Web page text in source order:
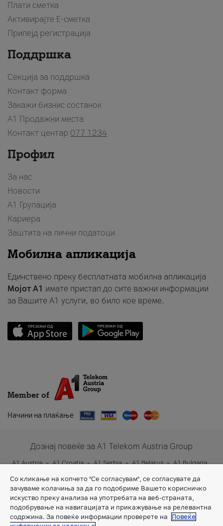
Плати сметка
Активирајте Е-сметка
Припејд регистрација
Поддршка
Секција за поддршка
Контакт форма
Закажи бизнис состанок
A1 Продажни места
Контакт центар 077 1234
Профил
За нас
Новости
А1 Групација
Кариера
Заштита на лични податоци
Мобилна апликација
Единствено преку бесплатната мобилна апликација
Мојот A1 имате пристап до сите важни информации
за Вашите A1 услуги, во било кое време.
Member of
Начини на плаќање
Дознај повеќе за A1 Telekom Austria Group
A1 Austria A1 Croatia A1 Serbia A1 Belarus
A1 Bulgaria
Со кликање на копчето "Се согласувам", се согласувате да
зачуваме колачиња за да го подобриме Вашето корисничко
искуство преку анализа на употребата на веб-страната,
подобрување на навигацијата и прикажување на релевантна
содржина. За повеќе информации проверете на
Повеќе